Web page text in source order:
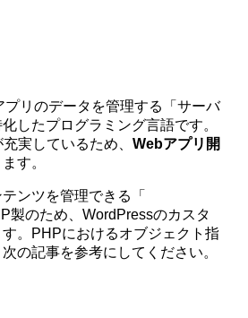
プリのデータを管理する「サーバ
したプログラミング言語です。
実しているため、Webアプリ開
す。
ンツを管理できる「
製のため、WordPressのカスタ
。PHPにおけるオブジェクト指
の記事を参考にしてください。